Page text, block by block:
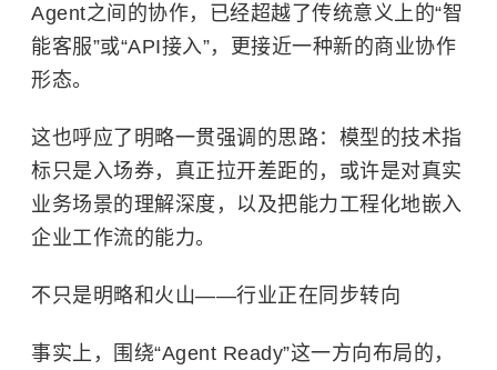
Agent之间的协作，已经超越了传统意义上的“智
能客服”或“API接入”，更接近一种新的商业协作
形态。
这也呼应了明略一贯强调的思路：模型的技术指
标只是入场券，真正拉开差距的，或许是对真实
业务场景的理解深度，以及把能力工程化地嵌入
企业工作流的能力。
不只是明略和火山——行业正在同步转向
事实上，围绕“Agent Ready”这一方向布局的，